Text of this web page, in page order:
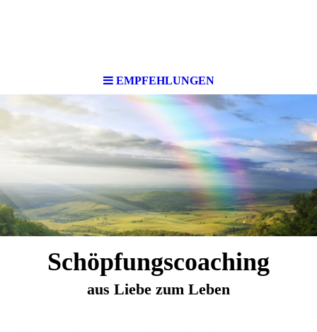
EMPFEHLUNGEN
Schöpfungscoaching
aus Liebe zum Leben